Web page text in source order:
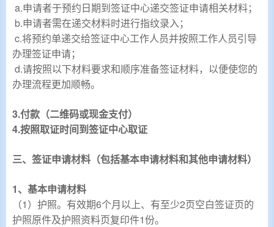
a.申请者于预约日期到签证中心递交签证申请相关材料；
b.申请者需在递交材料时进行指纹录入；
c.将预约单递交给签证中心工作人员并按照工作人员引导
办理签证申请；
d.请按照以下材料要求和顺序准备签证材料，以便使您的
办理流程更加顺畅。
3.付款（二维码或现金支付）
4.按照取证时间到签证中心取证
三、签证申请材料（包括基本申请材料和其他申请材料）
1、基本申请材料
（1）护照。有效期6个月以上、有至少2页空白签证页的
护照原件及护照资料页复印件1份。